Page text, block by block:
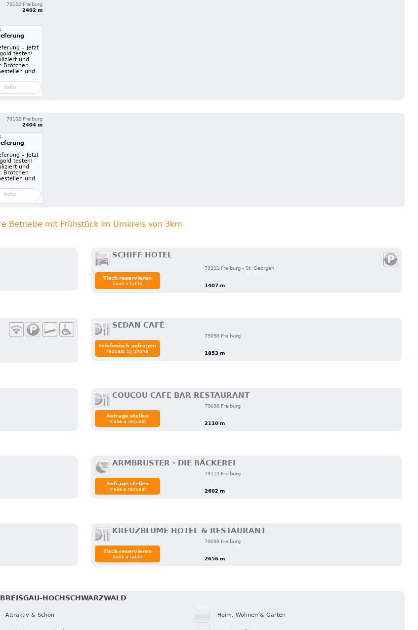
79102 Freiburg
2402 m
– Jetzt
testen!
und
Brötchen
und
Info
79102 Freiburg
2404 m
– Jetzt
testen!
und
Brötchen
und
Info
Betriebe mit Frühstück im Umkreis von 3km
SCHIFF HOTEL
79111 Freiburg - St. Georgen
1407 m
Tisch reservieren
book a table
SEDAN CAFÉ
79098 Freiburg
1853 m
telefonisch anfragen
request by phone
COUCOU CAFE BAR RESTAURANT
79098 Freiburg
2110 m
Anfrage stellen
make a request
ARMBRUSTER - DIE BÄCKEREI
79114 Freiburg
2602 m
Anfrage stellen
make a request
KREUZBLUME HOTEL & RESTAURANT
79098 Freiburg
2656 m
Tisch reservieren
book a table
HOCHSCHWARZWALD
Attraktiv & Schön Heim, Wohnen & Garten